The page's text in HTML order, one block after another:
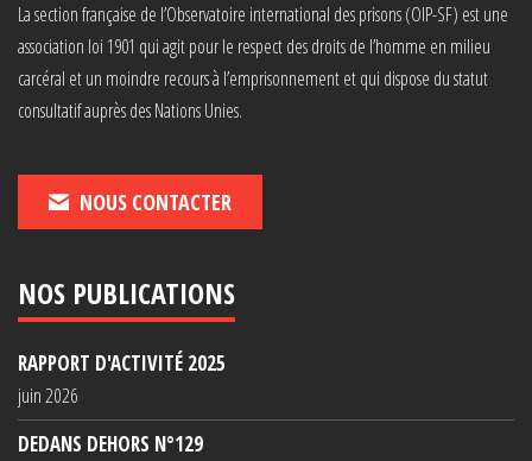
La section française de l’Observatoire international des prisons (OIP-SF) est une
association loi 1901 qui agit pour le respect des droits de l’homme en milieu
carcéral et un moindre recours à l’emprisonnement et qui dispose du statut
consultatif auprès des Nations Unies.
NOUS CONTACTER
NOS PUBLICATIONS
RAPPORT D'ACTIVITÉ 2025
juin 2026
DEDANS DEHORS N°129